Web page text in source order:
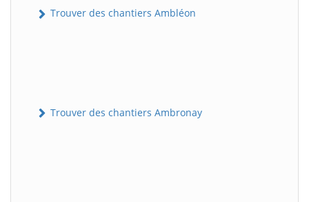
Trouver des chantiers Ambléon
Trouver des chantiers Ambronay